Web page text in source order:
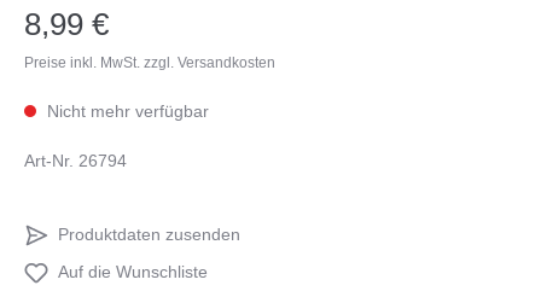
8,99 €
Preise inkl. MwSt. zzgl. Versandkosten
Nicht mehr verfügbar
Art-Nr. 26794
Produktdaten zusenden
Auf die Wunschliste